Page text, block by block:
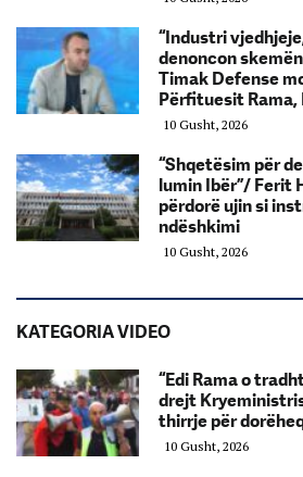
“Industri
denoncon
Timak Defense
Përfituesit Rama,
10 Gusht, 2026
“Shqetësim për
lumin Ibër”/ Ferit
përdorë ujin si
ndëshkimi
10 Gusht, 2026
KATEGORIA VIDEO
“Edi Rama o
drejt
thirrje për
10 Gusht, 2026